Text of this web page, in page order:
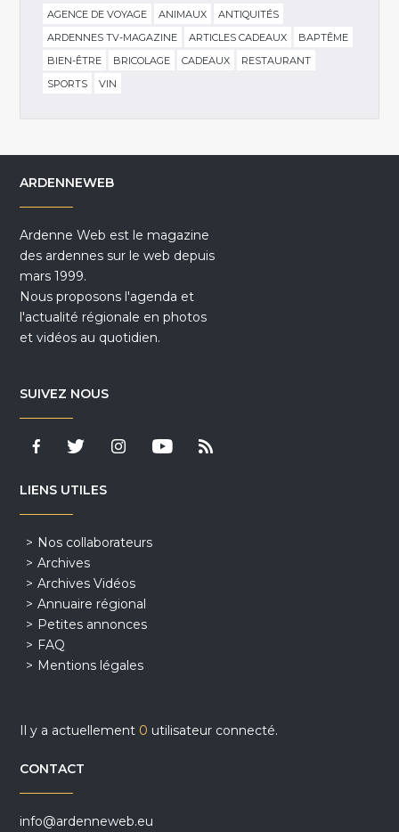
AGENCE DE VOYAGE ANIMAUX
ANTIQUITÉS
ARDENNES TV-MAGAZINE
ARTICLES CADEAUX
BAPTÊME
BIEN-ÊTRE
BRICOLAGE CADEAUX
RESTAURANT
SPORTS
VIN
ARDENNEWEB
Ardenne Web est le magazine
des ardennes sur le web depuis
mars 1999.
Nous proposons l'agenda et
l'actualité régionale en photos
et vidéos au quotidien.
SUIVEZ NOUS
LIENS UTILES
Nos collaborateurs
Archives
Archives Vidéos
Annuaire régional
Petites annonces
FAQ
Mentions légales
Il y a actuellement 0 utilisateur connecté.
CONTACT
info@ardenneweb.eu